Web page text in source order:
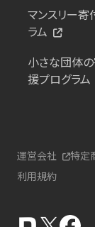
マンスリー
ラム
小さな団体
援プログラム
運営会社 特定
利用規約